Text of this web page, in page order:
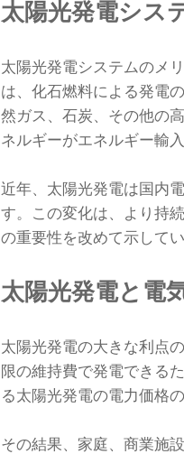
太陽光発電シス
太陽光発電システムのメ
は、化石燃料による発電
然ガス、石炭、その他の
ネルギーがエネルギー輸
近年、太陽光発電は国内
す。この変化は、より持
の重要性を改めて示してい
太陽光発電と電
太陽光発電の大きな利点
限の維持費で発電できる
る太陽光発電の電力価格
その結果、家庭、商業施